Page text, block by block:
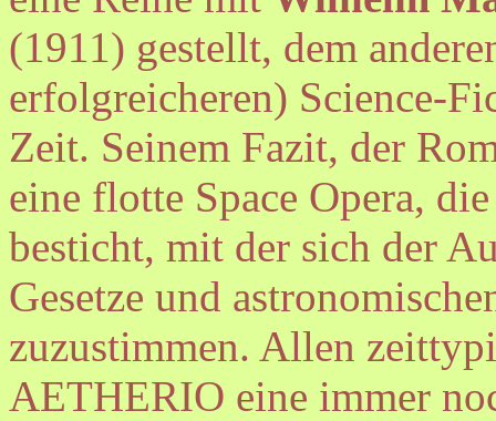
(1911) gestellt, dem
erfolgreicheren) Science-
Zeit. Seinem Fazit, der
eine flotte Space Opera,
besticht, mit der sich der
Gesetze und
zuzustimmen. Allen
AETHERIO eine immer